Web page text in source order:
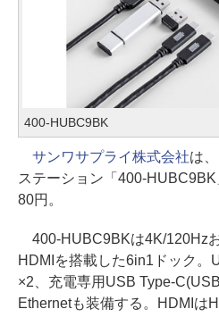
400-HUBC9BK
サンワサプライ株式会社は
ステーション「400-
80円。
400-HUBC9BKは4K/120Hz
HDMIを搭載した6in1ドック。
×2、充電専用USB Type-
Ethernetも装備する。HDMIは